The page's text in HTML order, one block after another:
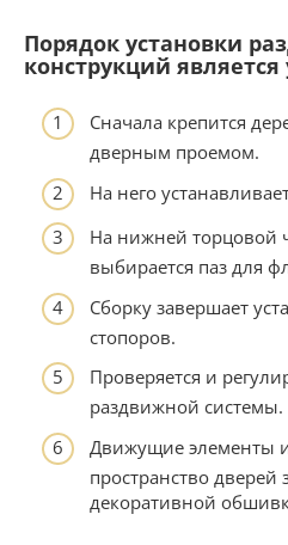
Порядок установки
конструкций
Сначала крепится
дверным проемом.
На него
На нижней торцовой
выбирается паз для
Сборку завершает
стопоров.
Проверяется и
раздвижной системы.
Движущие элементы
пространство дверей
декоративной